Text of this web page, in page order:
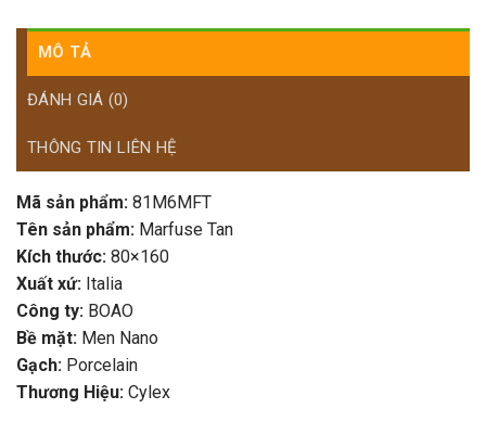
MÔ TẢ
ĐÁNH GIÁ (0)
THÔNG TIN LIÊN HỆ
Mã sản phẩm: 81M6MFT
Tên sản phẩm: Marfuse Tan
Kích thước: 80×160
Xuất xứ: Italia
Công ty: BOAO
Bề mặt: Men Nano
Gạch: Porcelain
Thương Hiệu: Cylex